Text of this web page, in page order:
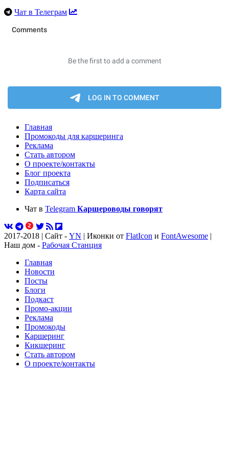
Чат в Телеграм
Главная
Промокоды для каршеринга
Реклама
Стать автором
О проекте/контакты
Блог проекта
Подписаться
Карта сайта
Чат в Telegram Каршероводы говорят
2017-2018 | Сайт - YN | Иконки от FlatIcon и FontAwesome
Наш дом - Рабочая Станция
Главная
Новости
Посты
Блоги
Подкаст
Промо-акции
Реклама
Промокоды
Каршеринг
Кикшеринг
Стать автором
О проекте/контакты